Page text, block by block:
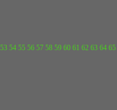
53 54 55 56 57 58 59 60 61 62 63 64 65